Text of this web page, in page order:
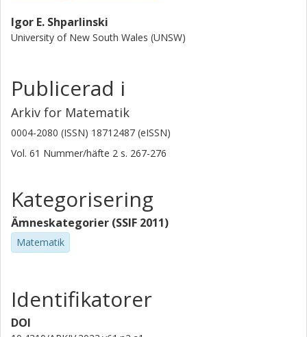
Igor E. Shparlinski
University of New South Wales (UNSW)
Publicerad i
Arkiv for Matematik
0004-2080 (ISSN) 18712487 (eISSN)
Vol. 61 Nummer/häfte 2 s. 267-276
Kategorisering
Ämneskategorier (SSIF 2011)
Matematik
Identifikatorer
DOI